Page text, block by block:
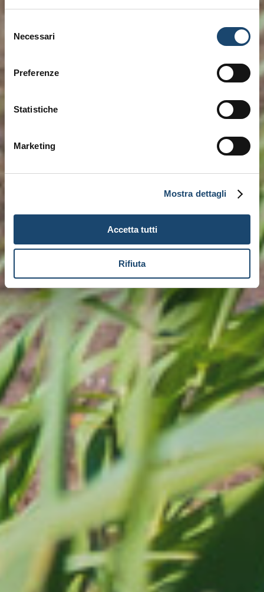
delNecessari
Preferenze
Statistiche
Marketing
Mostra dettagli
Accetta tutti
Rifiuta